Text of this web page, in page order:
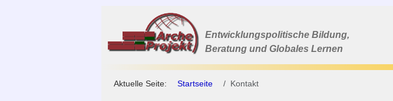
Entwicklungspolitische Bildung,
Beratung und Globales Lernen
Aktuelle Seite: Startseite Kontakt